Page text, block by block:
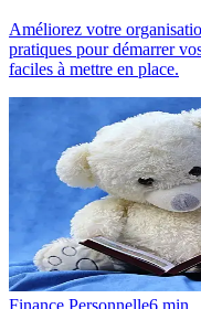
Améliorez votre
pratiques pour démarrer
faciles à mettre en place.